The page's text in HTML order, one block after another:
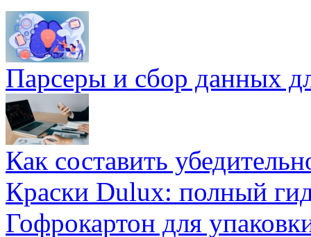
Парсеры и сбор данных
Как составить
Краски Dulux: полный
Гофрокартон для